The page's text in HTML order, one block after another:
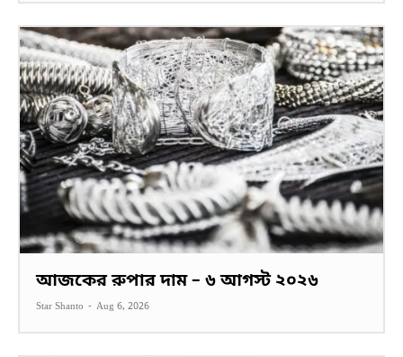
আজকের রুপার দাম – ৬ আগস্ট ২০২৬
Star Shanto - Aug 6, 2026